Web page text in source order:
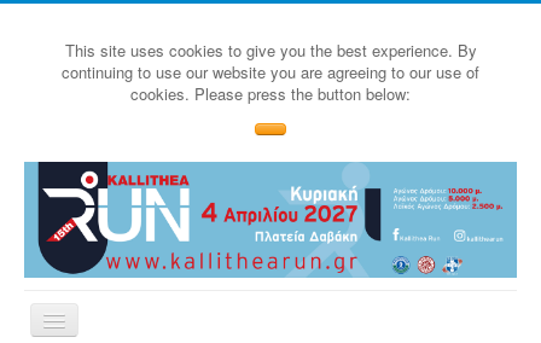
This site uses cookies to give you the best experience. By
continuing to use our website you are agreeing to our use of
cookies. Please press the button below: